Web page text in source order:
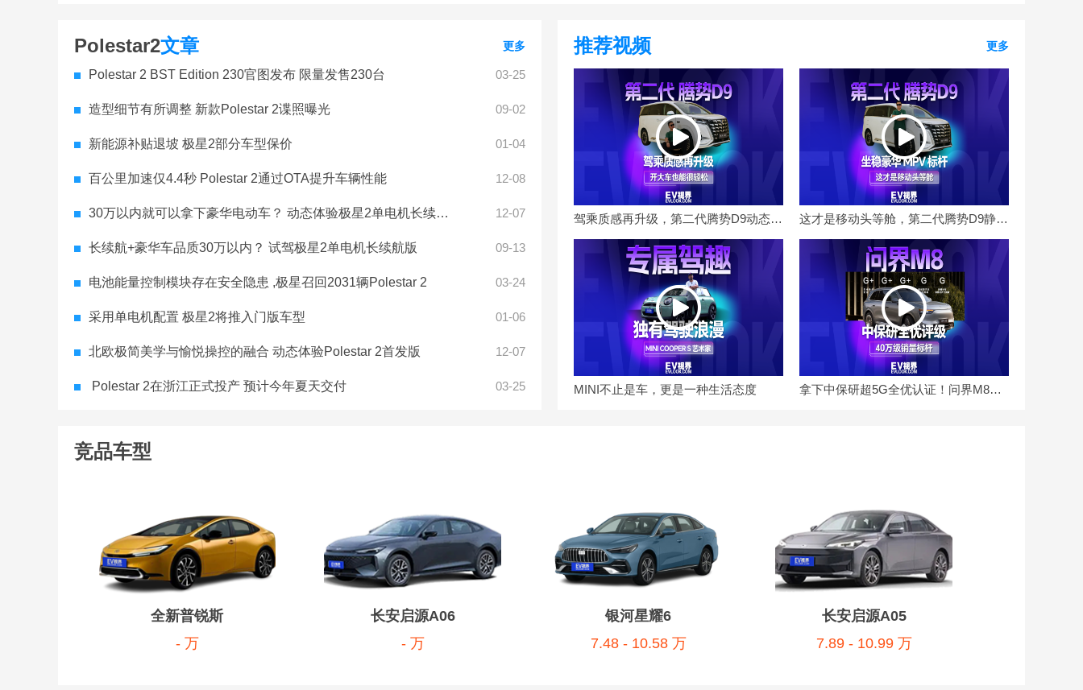
Polestar2文章 更多
Polestar 2 BST Edition 230官图发布 限量发售230台 03-25
造型细节有所调整 新款Polestar 2谍照曝光 09-02
新能源补贴退坡 极星2部分车型保价 01-04
百公里加速仅4.4秒 Polestar 2通过OTA提升车辆性能 12-08
30万以内就可以拿下豪华电动车？ 动态体验极星2单电机长续航版 12-07
长续航+豪华车品质30万以内？ 试驾极星2单电机长续航版 09-13
电池能量控制模块存在安全隐患 ,极星召回2031辆Polestar 2 03-24
采用单电机配置 极星2将推入门版车型 01-06
北欧极简美学与愉悦操控的融合 动态体验Polestar 2首发版 12-07
Polestar 2在浙江正式投产 预计今年夏天交付 03-25
推荐视频 更多
驾乘质感再升级，第二代腾势D9动态体验 这才是移动头等舱，第二代腾势D9静态体验
MINI不止是车，更是一种生活态度 拿下中保研超5G全优认证！问界M8凭硬实力坐稳40万级品质家用首选宝座
竞品车型
全新普锐斯
- 万
长安启源A06
- 万
银河星耀6
7.48 - 10.58 万
长安启源A05
7.89 - 10.99 万